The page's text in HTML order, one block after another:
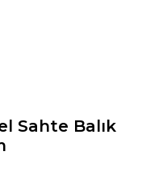
Sahte Balık